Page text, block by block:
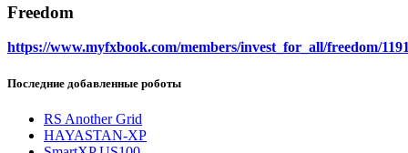
Freedom
https://www.myfxbook.com/members/invest_for_all/freedom/
Последние добавленные роботы
RS Another Grid
HAYASTAN-XP